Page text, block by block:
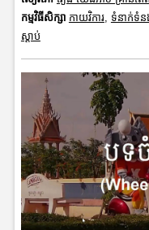
កម្មវិធីសិក្សា កាយវិការ, ទំនាក់ទំន
ស្តាប់